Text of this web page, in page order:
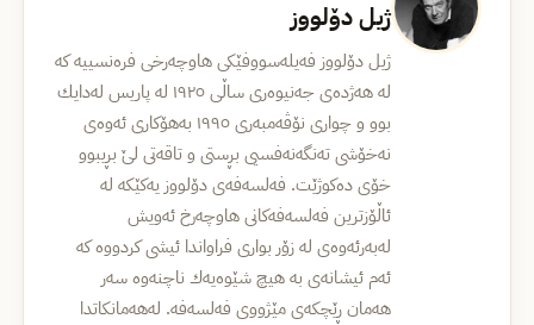
ژیل دۆلووز
ژیل دۆلووز فه‌یله‌سووفێكی هاوچه‌رخی فره‌نسییه‌ كه‌
له‌ هه‌ژده‌ی جه‌نیوه‌ری ساڵی ۱۹۲٥ له‌ پاریس له‌دایك
بوو و چواری نۆڤه‌مبه‌ری ۱۹۹٥ به‌هۆكاری ئه‌وه‌ی
نه‌خۆشی ته‌نگه‌نه‌فسیی بڕستی و تاقه‌تی لێ بڕیبوو
خۆی ده‌كوژێت. فه‌لسه‌فه‌ی دۆلووز یه‌كێكه‌ له‌
ئاڵۆزترین فه‌لسه‌فه‌كانی هاوچه‌رخ ئه‌ویش
له‌به‌رئه‌وه‌ی له‌ زۆر بواری فراواندا ئیشی كردووه‌ كه‌
ئه‌م ئیشانه‌ی به‌ هیچ شێوه‌یه‌ك ناچنه‌وه‌ سه‌ر
هه‌مان ڕێچكه‌ی مێژووی فه‌لسه‌فه. له‌هه‌مانكاتدا